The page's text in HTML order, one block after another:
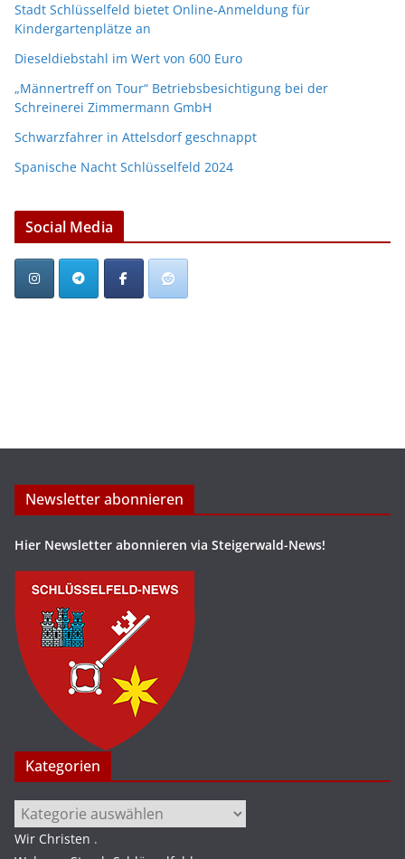
Stadt Schlüsselfeld bietet Online-Anmeldung für
Kindergartenplätze an
Dieseldiebstahl im Wert von 600 Euro
„Männertreff on Tour“ Betriebsbesichtigung bei der
Schreinerei Zimmermann GmbH
Schwarzfahrer in Attelsdorf geschnappt
Spanische Nacht Schlüsselfeld 2024
Social Media
Newsletter abonnieren
Hier Newsletter abonnieren via Steigerwald-News!
Kategorien
Kategorien
Wir Christen .